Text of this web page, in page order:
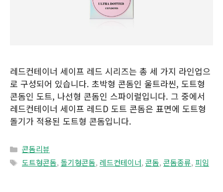
레드컨테이너 세이프 레드 시리즈는 총 세 가지 라인업으
로 구성되어 있습니다. 초박형 콘돔인 울트라씬, 도트형
콘돔인 도트, 나선형 콘돔인 스파이럴입니다. 그 중에서
레드컨테이너 세이프 레드D 도트 콘돔은 표면에 도트형
돌기가 적용된 도트형 콘돔입니다.
Categories
콘돔리뷰
Tags
도트형콘돔,돌기형콘돔, 레드컨테이너,콘돔,콘돔종류, 피임